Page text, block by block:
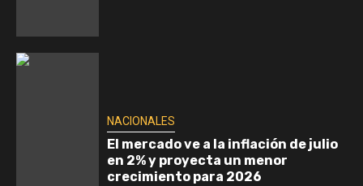
NACIONALES
El mercado ve a la inflación de julio
en 2% y proyecta un menor
crecimiento para 2026